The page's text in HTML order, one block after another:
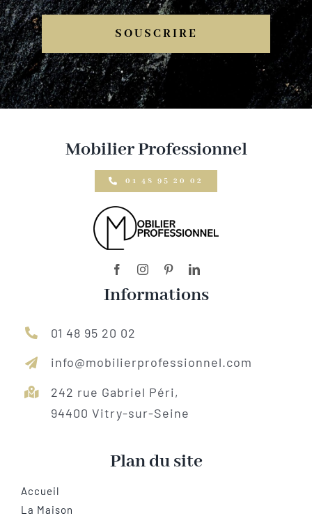
SOUSCRIRE
Mobilier Professionnel
01 48 95 20 02
Informations
01 48 95 20 02
info@mobilierprofessionnel.com
242 rue Gabriel Péri,
94400 Vitry-sur-Seine
Plan du site
Accueil
La Maison